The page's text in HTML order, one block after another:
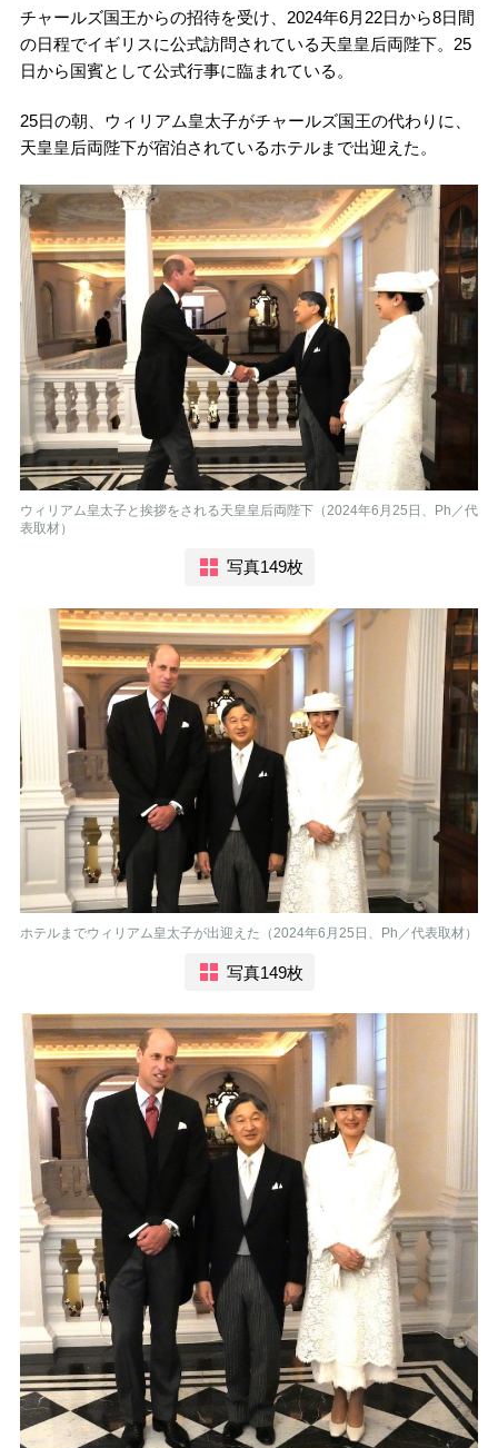
チャールズ国王からの招待を受け、2024年6月22日から8日間
の日程でイギリスに公式訪問されている天皇皇后両陛下。25
日から国賓として公式行事に臨まれている。
25日の朝、ウィリアム皇太子がチャールズ国王の代わりに、
天皇皇后両陛下が宿泊されているホテルまで出迎えた。
ウィリアム皇太子と挨拶をされる天皇皇后両陛下（2024年6月25日、Ph／代
表取材）
写真149枚
ホテルまでウィリアム皇太子が出迎えた（2024年6月25日、Ph／代表取材）
写真149枚